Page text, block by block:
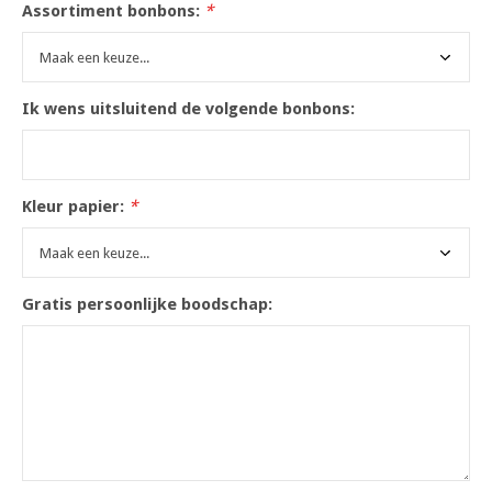
Assortiment bonbons: *
Ik wens uitsluitend de volgende bonbons:
Kleur papier: *
Gratis persoonlijke boodschap: